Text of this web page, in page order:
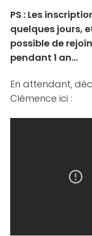
PS : Les
quelques jours,
possible de
pendant 1 an…
En attendant,
Clémence ici :